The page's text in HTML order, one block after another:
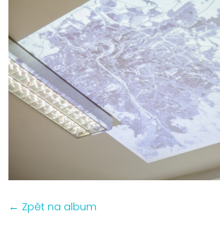
← Zpět na album